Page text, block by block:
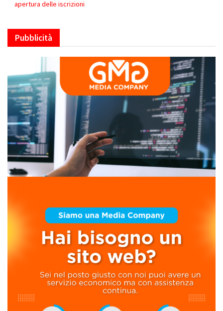
apertura delle iscrizioni
Pubblicità